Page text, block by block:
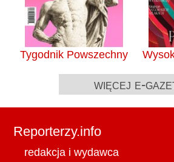
Tygodnik Powszechny
więcej e-
Reporterzy.info
redakcja i wydawca